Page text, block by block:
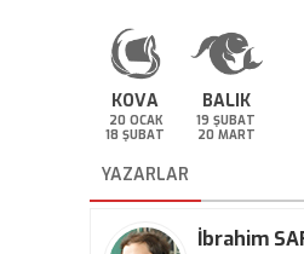
KOVA
20 OCAK
18 ŞUBAT
BALIK
19 ŞUBAT
20 MART
YAZARLAR
İbrahim